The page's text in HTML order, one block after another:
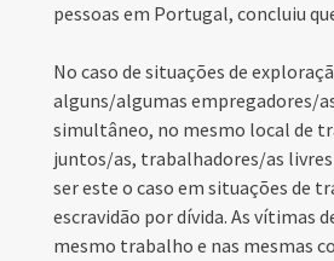
pessoas em Portugal, concluiu
No caso de situações de
alguns/algumas empregadores/
simultâneo, no mesmo local de
juntos/as, trabalhadores/as
ser este o caso em situações de
escravidão por dívida. As vítimas
mesmo trabalho e nas mesmas